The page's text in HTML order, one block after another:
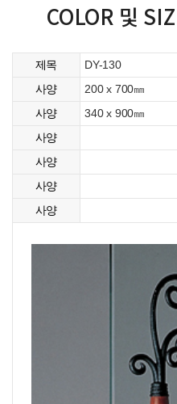
COLOR 및
제목 DY-130
사양 200 x 700㎜
사양 340 x 900㎜
사양
사양
사양
사양